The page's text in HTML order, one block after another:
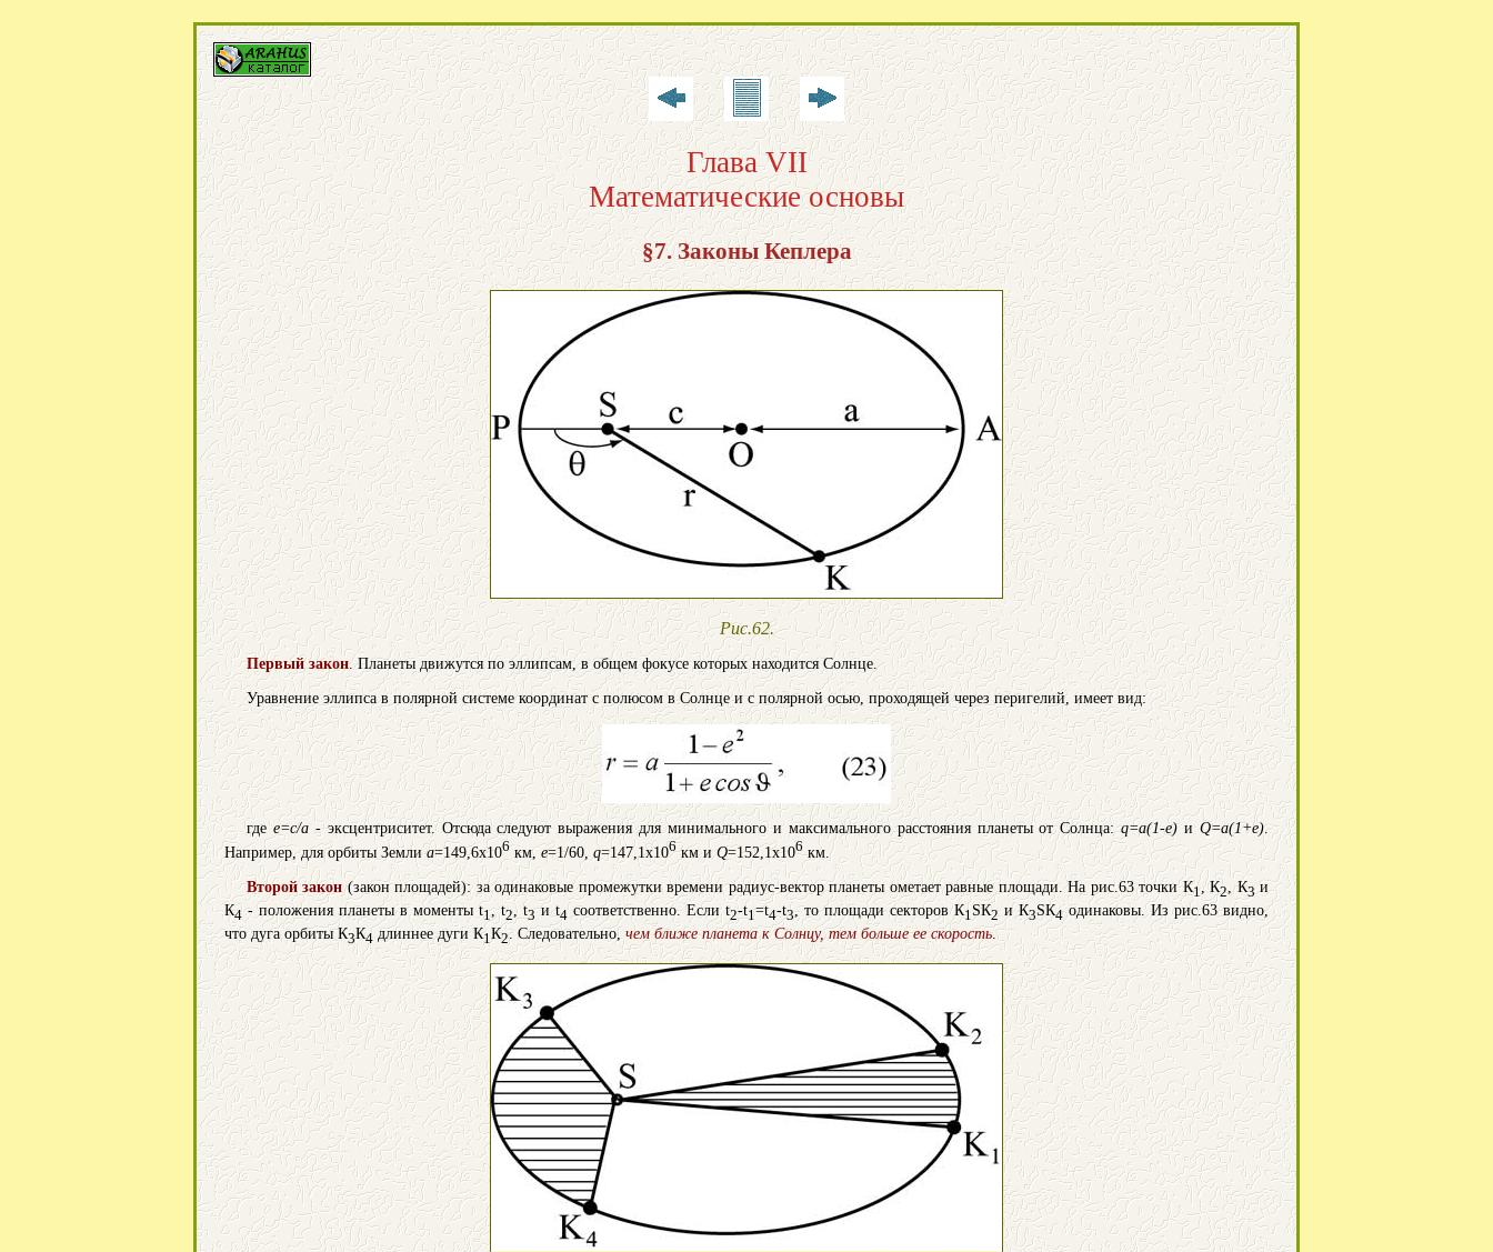
Глава VII
Математические основы
§7. Законы Кеплера
Рис.62.
Первый закон. Планеты движутся по эллипсам, в общем фокусе которых находится Солнце.
Уравнение эллипса в полярной системе координат с полюсом в Солнце и с полярной осью, проходящей через перигелий, имеет вид:
гдеe=c/a- эксцентриситет. Отсюда следуют выражения для минимального и максимального расстояния планеты от Солнца:q=a(1-e)иQ=a(1+e).
Например, для орбиты Землиa=149,6x106км,e=1/60,q=147,1x106км иQ=152,1x106км.
Второй закон(закон площадей): за одинаковые промежутки времени радиус-вектор планеты ометает равные площади. На рис.63 точки К1, К2, К3и
К4- положения планеты в моменты t1, t2, t3и t4соответственно. Если t2-t1=t4-t3, то площади секторов К1SК2и К3SК4одинаковы. Из рис.63 видно,
что дуга орбиты К3К4длиннее дуги К1 К2. Следовательно,чем ближе планета к Солнцу, тем больше ее скорость.